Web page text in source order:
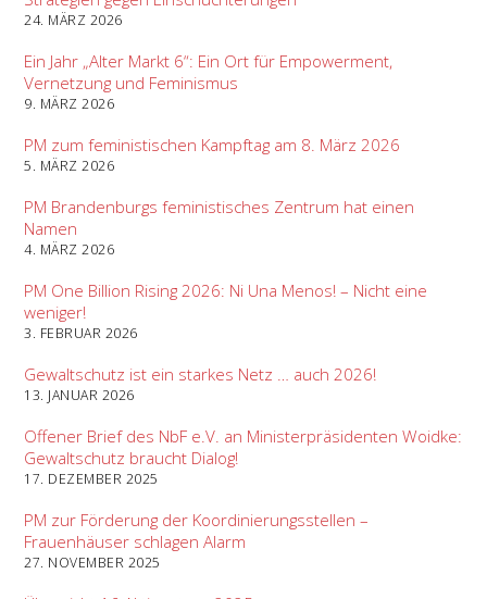
24. MÄRZ 2026
Ein Jahr „Alter Markt 6“: Ein Ort für Empowerment,
Vernetzung und Feminismus
9. MÄRZ 2026
PM zum feministischen Kampftag am 8. März 2026
5. MÄRZ 2026
PM Brandenburgs feministisches Zentrum hat einen
Namen
4. MÄRZ 2026
PM One Billion Rising 2026: Ni Una Menos! – Nicht eine
weniger!
3. FEBRUAR 2026
Gewaltschutz ist ein starkes Netz … auch 2026!
13. JANUAR 2026
Offener Brief des NbF e.V. an Ministerpräsidenten Woidke:
Gewaltschutz braucht Dialog!
17. DEZEMBER 2025
PM zur Förderung der Koordinierungsstellen –
Frauenhäuser schlagen Alarm
27. NOVEMBER 2025